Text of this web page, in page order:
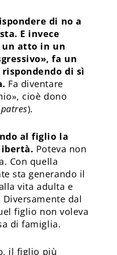
di no a
E invece
un atto in un
fa un
di sì
Fa diventare
cioè dono
patres).
al figlio la
Poteva non
Con quella
sta generando il
vita adulta e
dal
figlio non voleva
di famiglia.
il figlio più